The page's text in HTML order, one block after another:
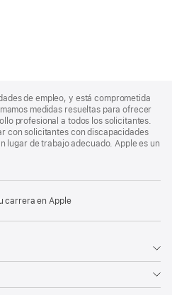
de empleo, y está comprometida
medidas resueltas para ofrecer
profesional a todos los solicitantes.
con solicitantes con discapacidades
lugar de trabajo adecuado. Apple es un
carrera en Apple